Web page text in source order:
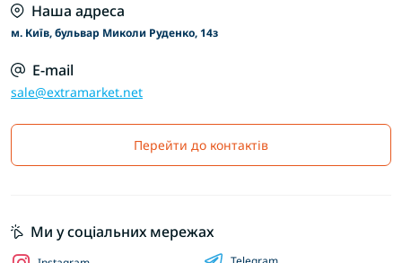
Наша адреса
м. Київ, бульвар Миколи Руденко, 14з
E-mail
sale@extramarket.net
Перейти до контактів
Ми у соціальних мережах